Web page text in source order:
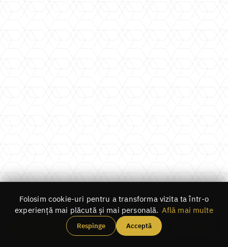
Folosim cookie-uri pentru a transforma vizita ta într-o
experiență mai plăcută și mai personală. Află mai multe
Respinge Acceptă
Change experience